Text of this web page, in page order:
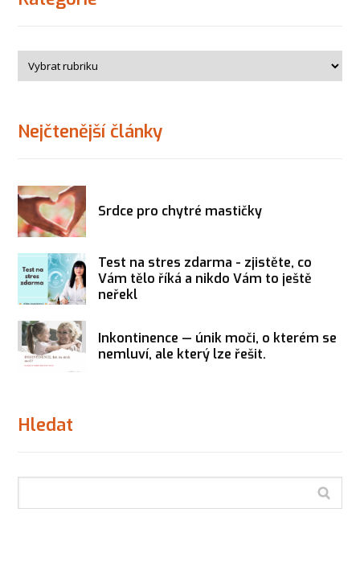
Nejčtenější články
Srdce pro chytré mastičky
Test na stres zdarma - zjistěte, co
Vám tělo říká a nikdo Vám to ještě
neřekl
Inkontinence — únik moči, o kterém se
nemluví, ale který lze řešit.
Hledat